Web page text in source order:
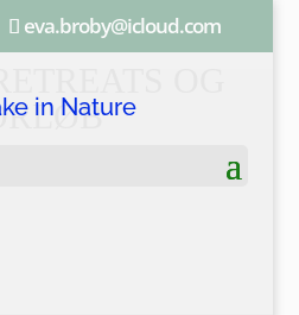
eva.broby@icloud.com